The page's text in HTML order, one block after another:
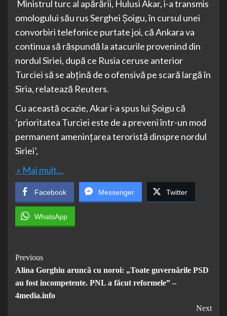
Ministrul turc al apărării, Hulusi Akar, i-a transmis
omologului său rus Serghei Şoigu, în cursul unei
convorbiri telefonice purtate joi, că Ankara va
continua să răspundă la atacurile provenind din
nordul Siriei, după ce Rusia ceruse anterior
Turciei să se abţină de o ofensivă pe scară largă în
Siria, relatează Reuters.
Cu această ocazie, Akar i-a spus lui Şoigu că
‘prioritatea Turciei este de a preveni într-un mod
permanent ameninţarea teroristă dinspre nordul
Siriei’,
» Mai mult…
Facebook Messenger Twitter
WhatsApp
Post
Navigation
Previous
Alina Gorghiu aruncă cu noroi: „Toate guvernările PSD
au fost incompetente. PNL a făcut reformele” –
4media.info
Next